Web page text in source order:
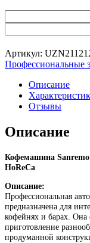
Артикул:
Профессиональные
Описание
Отзывы
Описание
Кофемашина Sanremo
HoReCa
Описание:
Профессиональная
предназначена для
кофейнях и барах. Она
приготовление
продуманной